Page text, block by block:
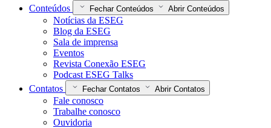
Conteúdos
Fechar Conteúdos Abrir Conteúdos
Notícias da ESEG
Blog da ESEG
Sala de imprensa
Eventos
Revista Conexão ESEG
Podcast ESEG Talks
Contatos
Fechar Contatos Abrir Contatos
Fale conosco
Trabalhe conosco
Ouvidoria